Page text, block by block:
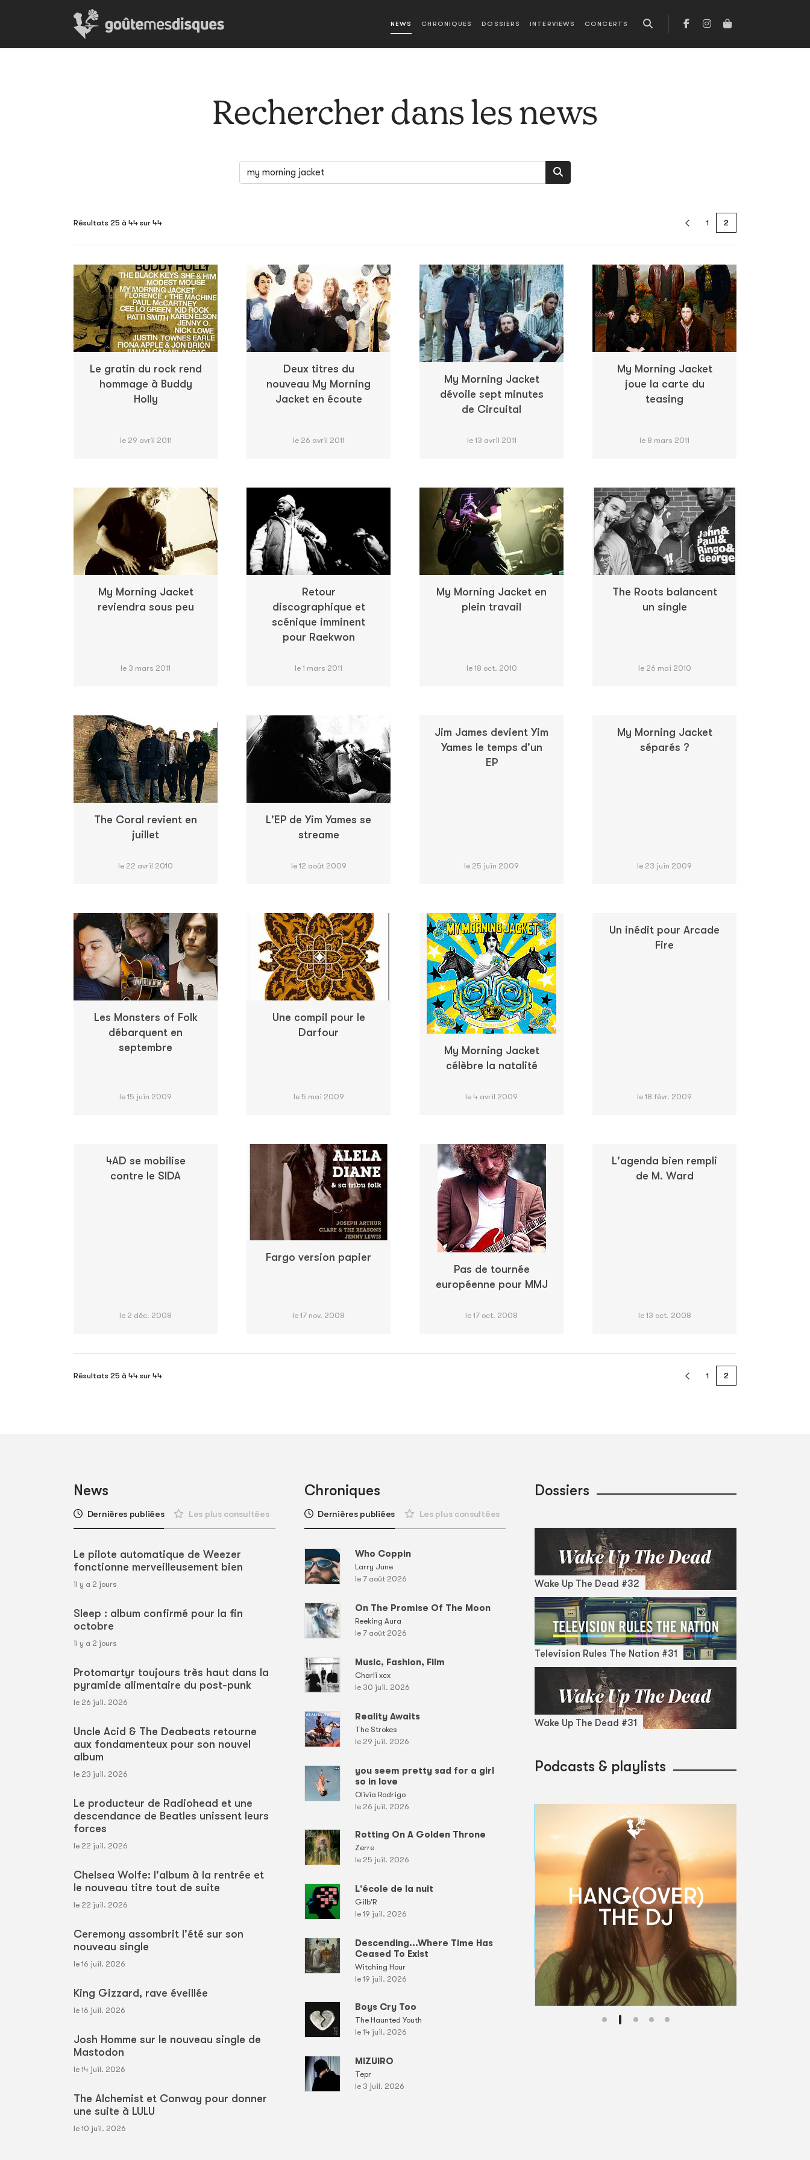
NEWS CHRONIQUES DOSSIERS INTERVIEWS CONCERTS
Rechercher dans les news
Résultats 25 à 44 sur 44 1 2
Le gratin du rock rend
hommage à Buddy
Holly
le 29 avril 2011
Deux titres du
nouveau My Morning
Jacket en écoute
le 26 avril 2011
My Morning Jacket
dévoile sept minutes
de Circuital
le 13 avril 2011
My Morning Jacket
joue la carte du
teasing
le 8 mars 2011
My Morning Jacket
reviendra sous peu
le 3 mars 2011
Retour
discographique et
scénique imminent
pour Raekwon
le 1 mars 2011
My Morning Jacket en
plein travail
le 18 oct. 2010
The Roots balancent
un single
le 26 mai 2010
The Coral revient en
juillet
le 22 avril 2010
L'EP de Yim Yames se
streame
le 12 août 2009
Jim James devient Yim
Yames le temps d'un
EP
le 25 juin 2009
My Morning Jacket
séparés ?
le 23 juin 2009
Les Monsters of Folk
débarquent en
septembre
le 15 juin 2009
Une compil pour le
Darfour
le 5 mai 2009
My Morning Jacket
célèbre la natalité
le 4 avril 2009
Un inédit pour Arcade
Fire
le 18 févr. 2009
4AD se mobilise
contre le SIDA
le 2 déc. 2008
Fargo version papier
le 17 nov. 2008
Pas de tournée
européenne pour MMJ
le 17 oct. 2008
L'agenda bien rempli
de M. Ward
le 13 oct. 2008
Résultats 25 à 44 sur 44 1 2
News
Dernières publiées Les plus consultées
Le pilote automatique de Weezer
fonctionne merveilleusement bien
il y a 2 jours
Sleep : album confirmé pour la fin
octobre
il y a 2 jours
Protomartyr toujours très haut dans la
pyramide alimentaire du post-punk
le 26 juil. 2026
Uncle Acid & The Deabeats retourne
aux fondamenteux pour son nouvel
album
le 23 juil. 2026
Le producteur de Radiohead et une
descendance de Beatles unissent leurs
forces
le 22 juil. 2026
Chelsea Wolfe: l'album à la rentrée et
le nouveau titre tout de suite
le 22 juil. 2026
Ceremony assombrit l'été sur son
nouveau single
le 16 juil. 2026
King Gizzard, rave éveillée
le 16 juil. 2026
Josh Homme sur le nouveau single de
Mastodon
le 14 juil. 2026
The Alchemist et Conway pour donner
une suite à LULU
le 10 juil. 2026
Chroniques
Dernières publiées Les plus consultées
Who Coppin
Larry June
le 7 août 2026
On The Promise Of The Moon
Reeking Aura
le 7 août 2026
Music, Fashion, Film
Charli xcx
le 30 juil. 2026
Reality Awaits
The Strokes
le 29 juil. 2026
you seem pretty sad for a girl
so in love
Olivia Rodrigo
le 26 juil. 2026
Rotting On A Golden Throne
Zerre
le 25 juil. 2026
L'école de la nuit
Gilb'R
le 19 juil. 2026
Descending...Where Time Has
Ceased To Exist
Witching Hour
le 19 juil. 2026
Boys Cry Too
The Haunted Youth
le 14 juil. 2026
MIZUIRO
Tepr
le 3 juil. 2026
Dossiers
Wake Up The Dead #32
Television Rules The Nation #31
Wake Up The Dead #31
Podcasts & playlists